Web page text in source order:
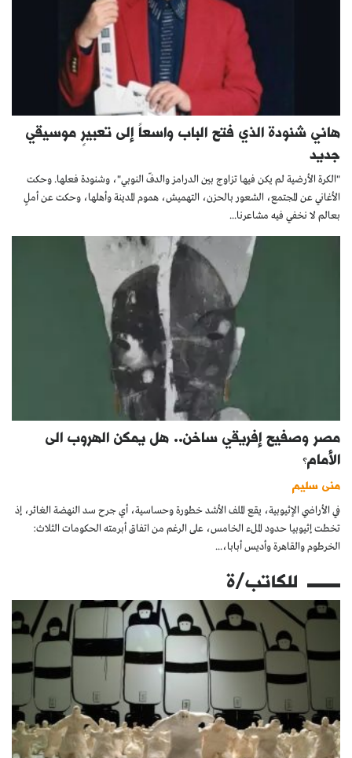
هاني شنودة الذي فتح الباب واسعاً إلى تعبيرٍ موسيقي
جديد
"الكرة الأرضية لم يكن فيها تزاوج بين الدرامز والدفّ النوبي"، وشنودة فعلها. وحكت
الأغاني عن المجتمع، الشعور بالحزن، التهميش، هموم المدينة وأهلها، وحكت عن أملٍ
بعالم لا نخفي فيه مشاعرنا...
مصر وصفيح إفريقي ساخن.. هل يمكن الهروب الى
الأمام؟
منى سليم
في الأراضي الإثيوبية، يقع الملف الأشد خطورة وحساسية، أي جرح سد النهضة الغائر، إذ
تخطت إثيوبيا حدود الملء الخامس، على الرغم من اتفاق أبرمته الحكومات الثلاث:
الخرطوم والقاهرة وأديس أبابا،...
للكاتب/ة